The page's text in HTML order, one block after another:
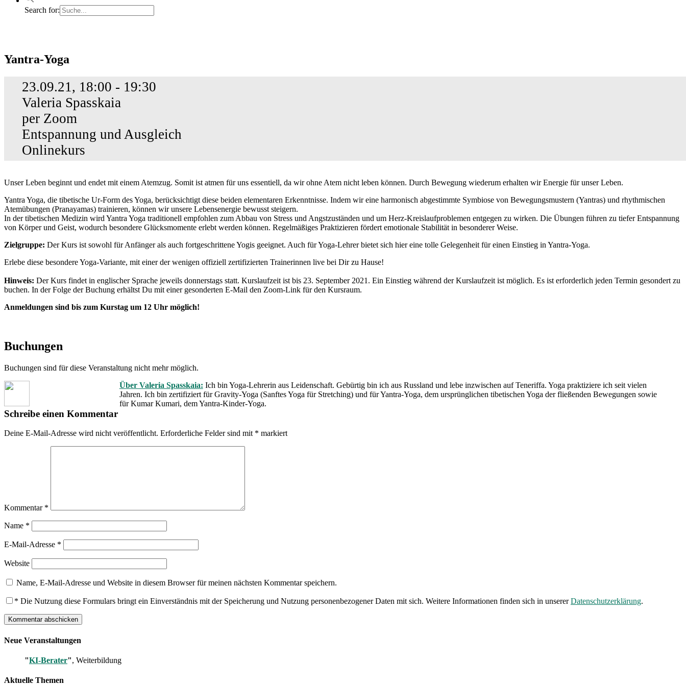
Search for:
Yantra-
Yoga
Yantra-Yoga
23.09.21, 18:00 - 19:30
Valeria Spasskaia
per Zoom
Entspannung und Ausgleich
Onlinekurs
Unser Leben beginnt und endet mit einem Atemzug. Somit ist atmen für uns essentiell, da wir ohne Atem nicht leben können. Durch Bewegung wiederum erhalten wir Energie für unser Leben.
Yantra Yoga, die tibetische Ur-Form des Yoga, berücksichtigt diese beiden elementaren Erkenntnisse. Indem wir eine harmonisch abgestimmte Symbiose von Bewegungsmustern (Yantras) und rhythmischen
Atemübungen (Pranayamas) trainieren, können wir unsere Lebensenergie bewusst steigern.
In der tibetischen Medizin wird Yantra Yoga traditionell empfohlen zum Abbau von Stress und Angstzuständen und um Herz-Kreislaufproblemen entgegen zu wirken. Die Übungen führen zu tiefer Entspannung
von Körper und Geist, wodurch besondere Glücksmomente erlebt werden können. Regelmäßiges Praktizieren fördert emotionale Stabilität in besonderer Weise.
Zielgruppe: Der Kurs ist sowohl für Anfänger als auch fortgeschrittene Yogis geeignet. Auch für Yoga-Lehrer bietet sich hier eine tolle Gelegenheit für einen Einstieg in Yantra-Yoga.
Erlebe diese besondere Yoga-Variante, mit einer der wenigen offiziell zertifizierten Trainerinnen live bei Dir zu Hause!
Hinweis: Der Kurs findet in englischer Sprache jeweils donnerstags statt. Kurslaufzeit ist bis 23. September 2021. Ein Einstieg während der Kurslaufzeit ist möglich. Es ist erforderlich jeden Termin gesondert zu
buchen. In der Folge der Buchung erhältst Du mit einer gesonderten E-Mail den Zoom-Link für den Kursraum.
Anmeldungen sind bis zum Kurstag um 12 Uhr möglich!
Buchungen
Buchungen sind für diese Veranstaltung nicht mehr möglich.
Über Valeria Spasskaia: Ich bin Yoga-Lehrerin aus Leidenschaft. Gebürtig bin ich aus Russland und lebe inzwischen auf Teneriffa. Yoga praktiziere ich seit vielen
Jahren. Ich bin zertifiziert für Gravity-Yoga (Sanftes Yoga für Stretching) und für Yantra-Yoga, dem ursprünglichen tibetischen Yoga der fließenden Bewegungen sowie
für Kumar Kumari, dem Yantra-Kinder-Yoga.
Schreibe einen Kommentar
Deine E-Mail-Adresse wird nicht veröffentlicht. Erforderliche Felder sind mit * markiert
Kommentar *
Name *
E-Mail-Adresse *
Website
Name, E-Mail-Adresse und Website in diesem Browser für meinen nächsten Kommentar speichern.
* Die Nutzung diese Formulars bringt ein Einverständnis mit der Speicherung und Nutzung personenbezogener Daten mit sich. Weitere Informationen finden sich in unsererDatenschutzerklärung.
Neue Veranstaltungen
"KI-Berater", Weiterbildung
Aktuelle Themen